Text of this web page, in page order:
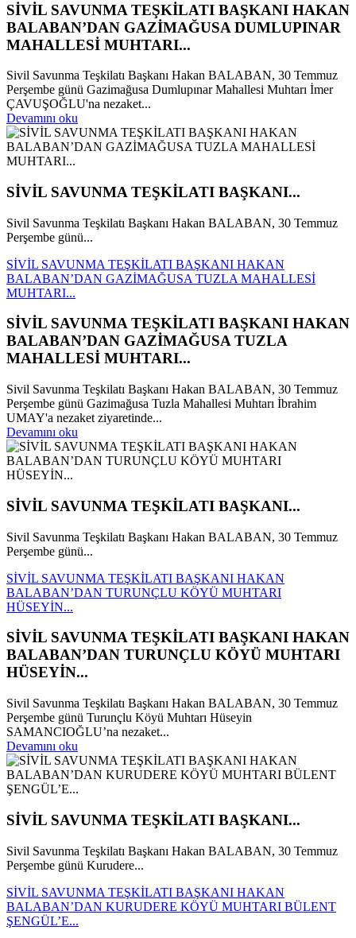
SİVİL SAVUNMA TEŞKİLATI BAŞKANI HAKAN
BALABAN’DAN GAZİMAĞUSA DUMLUPINAR
MAHALLESİ MUHTARI...
Sivil Savunma Teşkilatı Başkanı Hakan BALABAN, 30 Temmuz
Perşembe günü Gazimağusa Dumlupınar Mahallesi Muhtarı İmer
ÇAVUŞOĞLU'na nezaket...
Devamını oku
SİVİL SAVUNMA TEŞKİLATI BAŞKANI...
Sivil Savunma Teşkilatı Başkanı Hakan BALABAN, 30 Temmuz
Perşembe günü...
SİVİL SAVUNMA TEŞKİLATI BAŞKANI HAKAN
BALABAN’DAN GAZİMAĞUSA TUZLA MAHALLESİ
MUHTARI...
SİVİL SAVUNMA TEŞKİLATI BAŞKANI HAKAN
BALABAN’DAN GAZİMAĞUSA TUZLA
MAHALLESİ MUHTARI...
Sivil Savunma Teşkilatı Başkanı Hakan BALABAN, 30 Temmuz
Perşembe günü Gazimağusa Tuzla Mahallesi Muhtarı İbrahim
UMAY'a nezaket ziyaretinde...
Devamını oku
SİVİL SAVUNMA TEŞKİLATI BAŞKANI...
Sivil Savunma Teşkilatı Başkanı Hakan BALABAN, 30 Temmuz
Perşembe günü...
SİVİL SAVUNMA TEŞKİLATI BAŞKANI HAKAN
BALABAN’DAN TURUNÇLU KÖYÜ MUHTARI
HÜSEYİN...
SİVİL SAVUNMA TEŞKİLATI BAŞKANI HAKAN
BALABAN’DAN TURUNÇLU KÖYÜ MUHTARI
HÜSEYİN...
Sivil Savunma Teşkilatı Başkanı Hakan BALABAN, 30 Temmuz
Perşembe günü Turunçlu Köyü Muhtarı Hüseyin
SAMANCIOĞLU’na nezaket...
Devamını oku
SİVİL SAVUNMA TEŞKİLATI BAŞKANI...
Sivil Savunma Teşkilatı Başkanı Hakan BALABAN, 30 Temmuz
Perşembe günü Kurudere...
SİVİL SAVUNMA TEŞKİLATI BAŞKANI HAKAN
BALABAN’DAN KURUDERE KÖYÜ MUHTARI BÜLENT
ŞENGÜL’E...